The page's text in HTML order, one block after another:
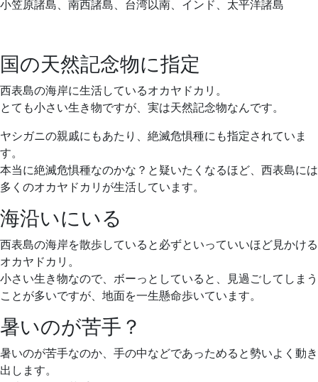
小笠原諸島、南西諸島、台湾以南、インド、太平洋諸島
国の天然記念物に指定
西表島の海岸に生活しているオカヤドカリ。
とても小さい生き物ですが、実は天然記念物なんです。
ヤシガニの親戚にもあたり、絶滅危惧種にも指定されていま
す。
本当に絶滅危惧種なのかな？と疑いたくなるほど、西表島には
多くのオカヤドカリが生活しています。
海沿いにいる
西表島の海岸を散歩していると必ずといっていいほど見かける
オカヤドカリ。
小さい生き物なので、ボーっとしていると、見過ごしてしまう
ことが多いですが、地面を一生懸命歩いています。
暑いのが苦手？
暑いのが苦手なのか、手の中などであっためると勢いよく動き
出します。